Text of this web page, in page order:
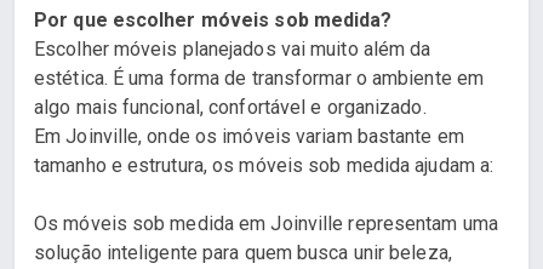
Por que escolher móveis sob medida?
Escolher móveis planejados vai muito além da
estética. É uma forma de transformar o ambiente em
algo mais funcional, confortável e organizado.
Em Joinville, onde os imóveis variam bastante em
tamanho e estrutura, os móveis sob medida ajudam a:
Os móveis sob medida em Joinville representam uma
solução inteligente para quem busca unir beleza,